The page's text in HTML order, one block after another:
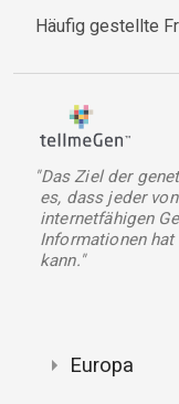
Häufig gestellte
"Das Ziel der
es, dass jeder
internetfähigen
Informationen
kann."
Europa